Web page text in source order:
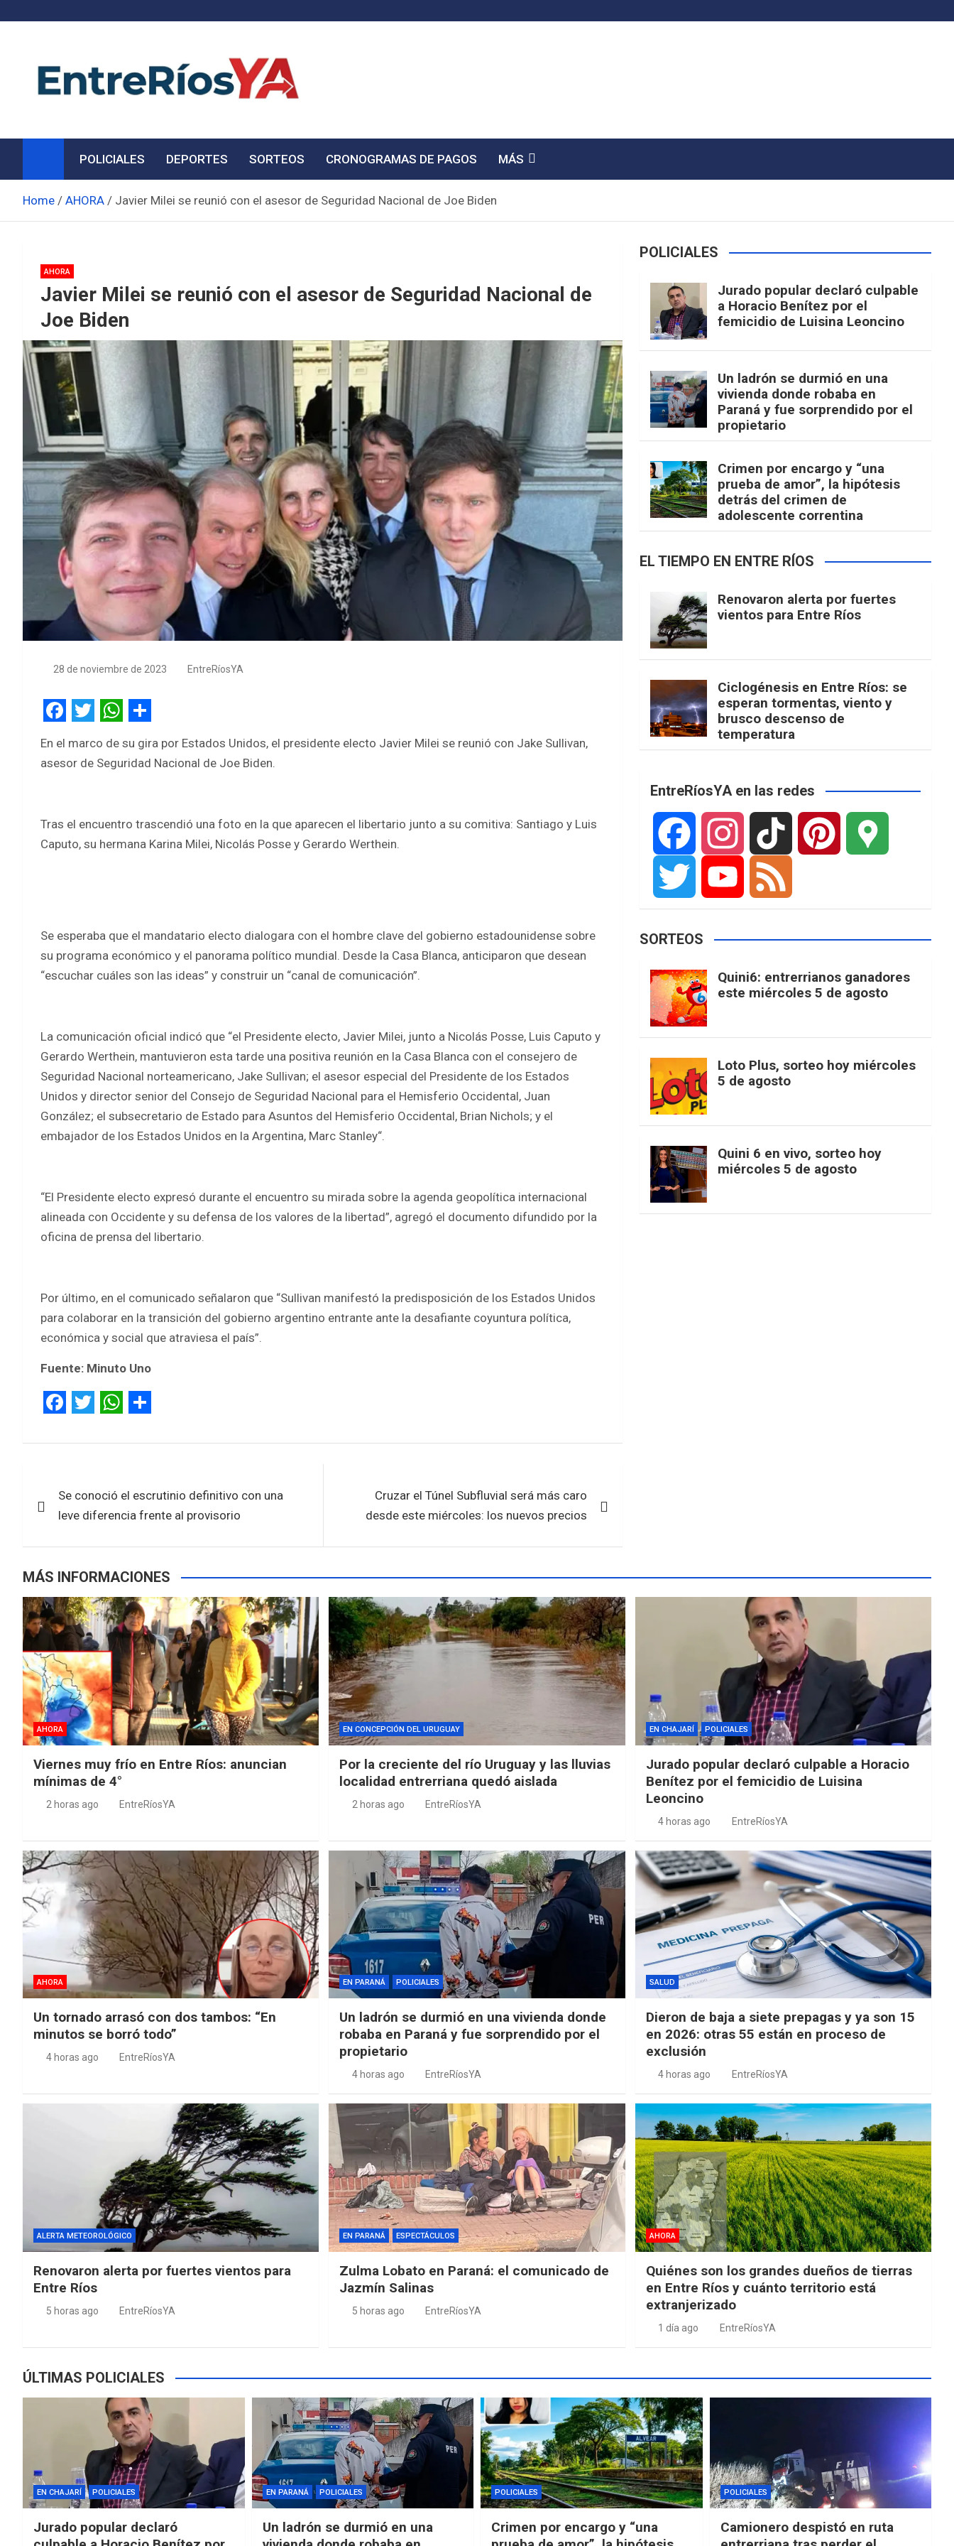
Noticias de Entre Ríos
POLICIALES DEPORTES SORTEOS CRONOGRAMAS DE PAGOS MÁS
Home AHORA Javier Milei se reunió con el asesor de Seguridad Nacional de Joe Biden
AHORA
Javier Milei se reunió con el asesor de Seguridad Nacional de
Joe Biden
28 de noviembre de 2023 EntreRíosYA
F
a
b
o
w
t
e
W
h
s
A
h
e
En el marco de su gira por Estados Unidos, el presidente electo Javier Milei se reunió con Jake Sullivan,
asesor de Seguridad Nacional de Joe Biden.
Tras el encuentro trascendió una foto en la que aparecen el libertario junto a su comitiva: Santiago y Luis
Caputo, su hermana Karina Milei, Nicolás Posse y Gerardo Werthein.
Se esperaba que el mandatario electo dialogara con el hombre clave del gobierno estadounidense sobre
su programa económico y el panorama político mundial. Desde la Casa Blanca, anticiparon que desean
“escuchar cuáles son las ideas” y construir un “canal de comunicación”.
La comunicación oficial indicó que “el Presidente electo, Javier Milei, junto a Nicolás Posse, Luis Caputo y
Gerardo Werthein, mantuvieron esta tarde una positiva reunión en la Casa Blanca con el consejero de
Seguridad Nacional norteamericano, Jake Sullivan; el asesor especial del Presidente de los Estados
Unidos y director senior del Consejo de Seguridad Nacional para el Hemisferio Occidental, Juan
González; el subsecretario de Estado para Asuntos del Hemisferio Occidental, Brian Nichols; y el
embajador de los Estados Unidos en la Argentina, Marc Stanley“.
“El Presidente electo expresó durante el encuentro su mirada sobre la agenda geopolítica internacional
alineada con Occidente y su defensa de los valores de la libertad”, agregó el documento difundido por la
oficina de prensa del libertario.
Por último, en el comunicado señalaron que “Sullivan manifestó la predisposición de los Estados Unidos
para colaborar en la transición del gobierno argentino entrante ante la desafiante coyuntura política,
económica y social que atraviesa el país”.
Fuente: Minuto Uno
a
b
k
w
t
t
h
t
s
p
h
r
e
de
Se conoció el escrutinio definitivo con una
leve diferencia frente al provisorio
Cruzar el Túnel Subfluvial será más caro
desde este miércoles: los nuevos precios
POLICIALES
Jurado popular declaró culpable
a Horacio Benítez por el
femicidio de Luisina Leoncino
Un ladrón se durmió en una
vivienda donde robaba en
Paraná y fue sorprendido por el
propietario
Crimen por encargo y “una
prueba de amor”, la hipótesis
detrás del crimen de
adolescente correntina
EL TIEMPO EN ENTRE RÍOS
Renovaron alerta por fuertes
vientos para Entre Ríos
Ciclogénesis en Entre Ríos: se
esperan tormentas, viento y
brusco descenso de
temperatura
EntreRíosYA en las redes
F
e
o
k
t
g
a
m
T
k
s
t
a
p
i
t
r
u
u
e
SORTEOS
Quini6: entrerrianos ganadores
este miércoles 5 de agosto
Loto Plus, sorteo hoy miércoles
5 de agosto
Quini 6 en vivo, sorteo hoy
miércoles 5 de agosto
MÁS INFORMACIONES
AHORA
Viernes muy frío en Entre Ríos: anuncian
mínimas de 4°
2 horas ago EntreRíosYA
EN CONCEPCIÓN DEL URUGUAY
Por la creciente del río Uruguay y las lluvias
localidad entrerriana quedó aislada
2 horas ago EntreRíosYA
EN CHAJARÍ POLICIALES
Jurado popular declaró culpable a Horacio
Benítez por el femicidio de Luisina
Leoncino
4 horas ago EntreRíosYA
AHORA
Un tornado arrasó con dos tambos: “En
minutos se borró todo”
4 horas ago EntreRíosYA
EN PARANÁ POLICIALES
Un ladrón se durmió en una vivienda donde
robaba en Paraná y fue sorprendido por el
propietario
4 horas ago EntreRíosYA
SALUD
Dieron de baja a siete prepagas y ya son 15
en 2026: otras 55 están en proceso de
exclusión
4 horas ago EntreRíosYA
ALERTA METEOROLÓGICO
Renovaron alerta por fuertes vientos para
Entre Ríos
5 horas ago EntreRíosYA
EN PARANÁ ESPECTÁCULOS
Zulma Lobato en Paraná: el comunicado de
Jazmín Salinas
5 horas ago EntreRíosYA
AHORA
Quiénes son los grandes dueños de tierras
en Entre Ríos y cuánto territorio está
extranjerizado
1 día ago EntreRíosYA
ÚLTIMAS POLICIALES
EN CHAJARÍ POLICIALES
Jurado popular declaró
EN PARANÁ POLICIALES
Un ladrón se durmió en una
POLICIALES
Crimen por encargo y “una
POLICIALES
Camionero despistó en ruta